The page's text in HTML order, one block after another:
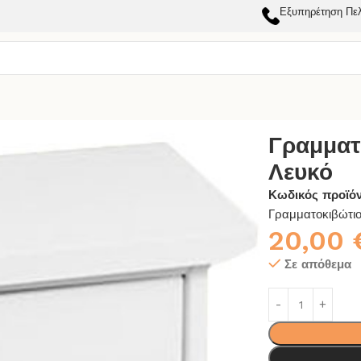
Εξυπηρέτηση
Λευκό
Κωδικός
20,00
Σε απόθεμα